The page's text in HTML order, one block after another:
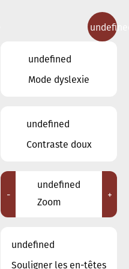
undefined
Mode dyslexie
undefined
Contraste doux
-
undefined
Zoom
+
undefined
Souligner les en-têtes